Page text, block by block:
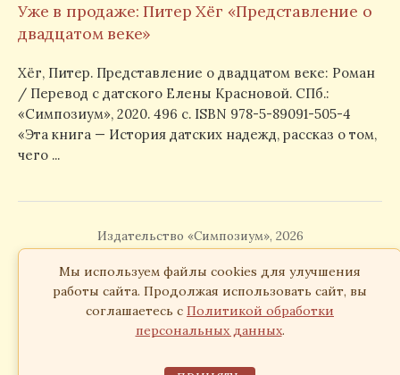
Уже в продаже: Питер Хёг «Представление о
двадцатом веке»
Хёг, Питер. Представление о двадцатом веке: Роман
/ Перевод с датского Елены Красновой. СПб.:
«Симпозиум», 2020. 496 с. ISBN 978-5-89091-505-4
«Эта книга — История датских надежд, рассказ о том,
чего ...
Издательство «Симпозиум», 2026
Согласие на обработку персональных данных
Мы используем файлы cookies для улучшения
работы сайта. Продолжая использовать сайт, вы
соглашаетесь с Политикой обработки
персональных данных.